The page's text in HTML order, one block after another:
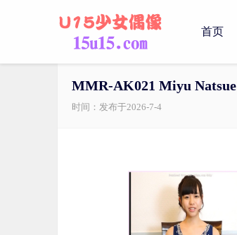
首页
MMR-AK021 Miyu Natsue
时间：发布于2026-7-4